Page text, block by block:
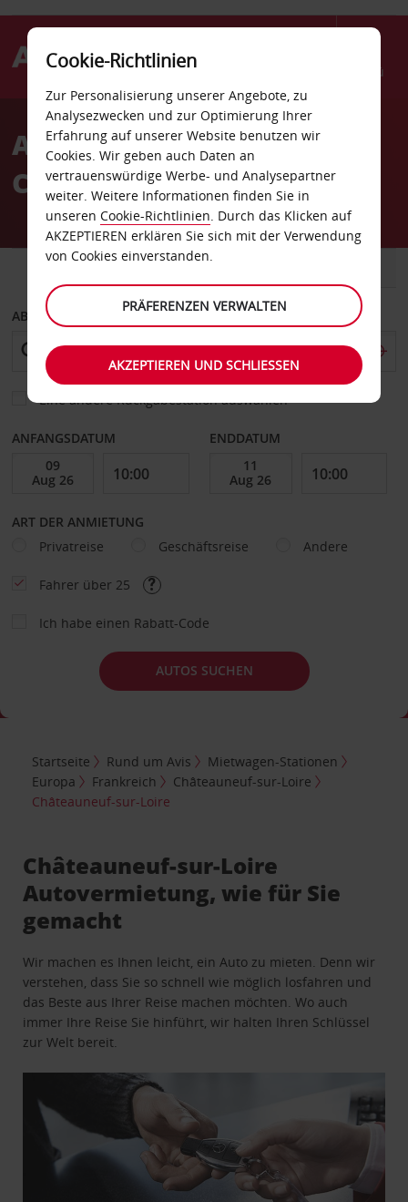
Menü
AvisAutovermietung
Châteauneuf-sur-Loire
ABHOLEN VON
Eine andere Rückgabestation auswählen
ANFANGSDATUM ENDDATUM
ART DER ANMIETUNG
Privatreise
Geschäftsreise Andere
Fahrer über 25
Ich habe einen Rabatt-Code
AUTOS SUCHEN
Startseite Rund um Avis
Mietwagen-Stationen
Europa
Frankreich
Châteauneuf-sur-Loire
Châteauneuf-sur-Loire
Châteauneuf-sur-Loire
Autovermietung, wie für Sie
gemacht
Wir machen es Ihnen leicht, ein Auto zu mieten. Denn wir
verstehen, dass Sie so schnell wie möglich losfahren und
das Beste aus Ihrer Reise machen möchten. Wo auch
immer Ihre Reise Sie hinführt, wir halten Ihren Schlüssel
zur Welt bereit.
Cookie-Richtlinien
Zur Personalisierung unserer Angebote, zu
Analysezwecken und zur Optimierung Ihrer
Erfahrung auf unserer Website benutzen wir
Cookies. Wir geben auch Daten an
vertrauenswürdige Werbe- und Analysepartner
weiter. Weitere Informationen finden Sie in
unseren Cookie-Richtlinien. Durch das Klicken auf
AKZEPTIEREN erklären Sie sich mit der Verwendung
von Cookies einverstanden.
PRÄFERENZEN VERWALTEN
AKZEPTIEREN UND SCHLIESSEN